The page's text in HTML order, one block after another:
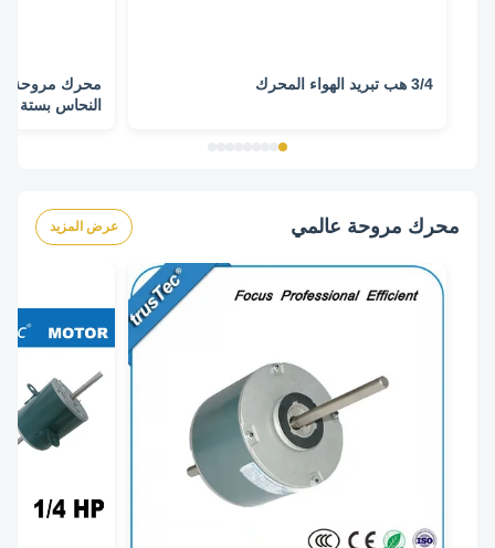
3/4 هب تبريد الهواء المحرك
النحاس بستة
محرك مروحة عالمي عرض المزيد